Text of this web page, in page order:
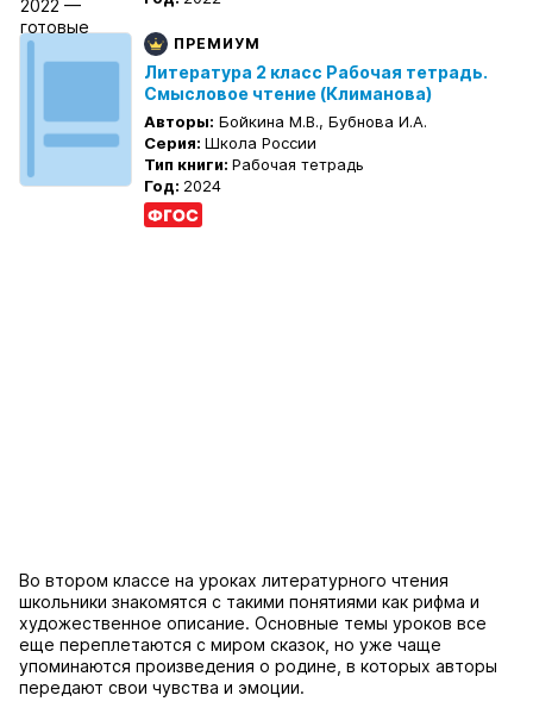
ПРЕМИУМ
Литература 2 класс Рабочая тетрадь.
Смысловое чтение (Климанова)
Авторы: Бойкина М.В., Бубнова И.А.
Серия: Школа России
Тип книги: Рабочая тетрадь
Год: 2024
Во втором классе на уроках литературного чтения
школьники знакомятся с такими понятиями как рифма и
художественное описание. Основные темы уроков все
еще переплетаются с миром сказок, но уже чаще
упоминаются произведения о родине, в которых авторы
передают свои чувства и эмоции.